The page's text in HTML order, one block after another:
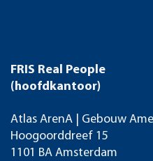
FRIS Real People
(hoofdkantoor)
Atlas ArenA | Gebouw
Hoogoorddreef 15
1101 BA Amsterdam